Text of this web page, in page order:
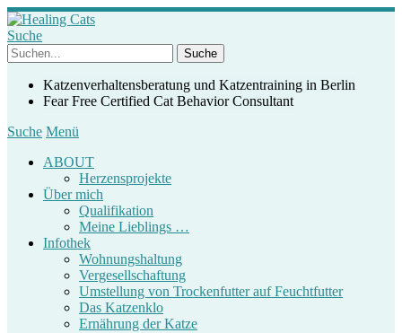
Suche
Katzenverhaltensberatung und Katzentraining in Berlin
Fear Free Certified Cat Behavior Consultant
Suche Menü
ABOUT
Herzensprojekte
Über mich
Qualifikation
Meine Lieblings …
Infothek
Wohnungshaltung
Vergesellschaftung
Umstellung von Trockenfutter auf Feuchtfutter
Das Katzenklo
Ernährung der Katze